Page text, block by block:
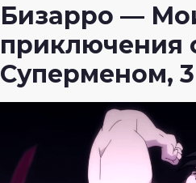
Бизарро —
приключения
Суперменом,